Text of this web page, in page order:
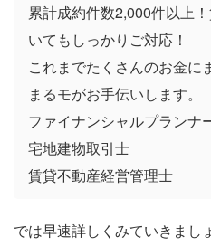
累計成約件数2,000件以上
いてもしっかりご対応！
これまでたくさんのお金に
まるモがお手伝いします。
ファイナンシャルプランナ
宅地建物取引士
賃貸不動産経営管理士
では早速詳しくみていきまし